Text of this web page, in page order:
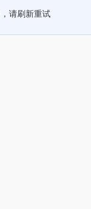
请刷新重试